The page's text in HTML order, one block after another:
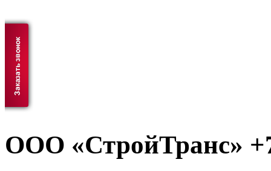
ООО «СтройТранс»